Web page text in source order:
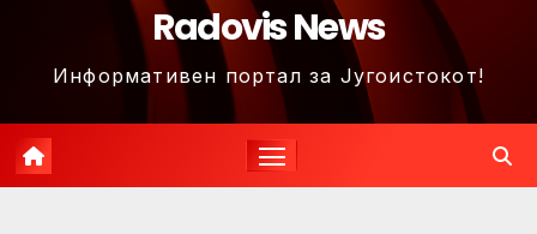
Radovis News
Информативен портал за Југоистокот!